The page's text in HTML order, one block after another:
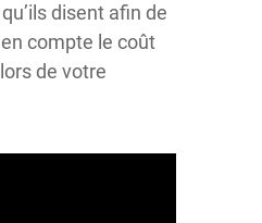
disent afin de
compte le coût
de votre